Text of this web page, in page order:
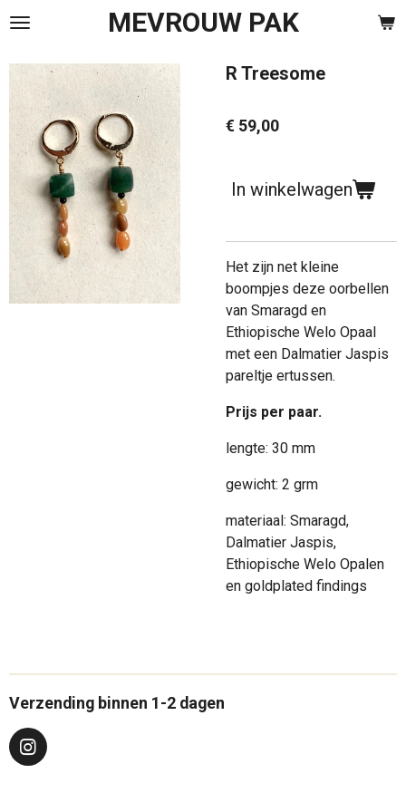
Ga
naar
de
hoofdinhoud
MEVROUW PAK
R Treesome
€ 59,00
In winkelwagen
Het zijn net kleine
boompjes deze oorbellen
van Smaragd en
Ethiopische Welo Opaal
met een Dalmatier Jaspis
pareltje ertussen.
Prijs per paar.
lengte: 30 mm
gewicht: 2 grm
materiaal: Smaragd,
Dalmatier Jaspis,
Ethiopische Welo Opalen
en goldplated findings
Verzending binnen 1-2 dagen
I
n